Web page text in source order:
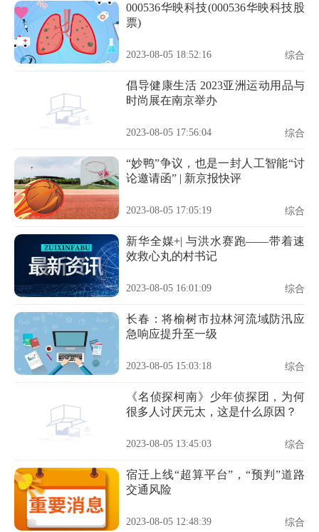
000536华映科技(000536华映科技股
票)
2023-08-05 18:52:16 综合
倡导健康生活 2023亚洲运动用品与
时尚展在南京举办
2023-08-05 17:56:04 综合
“妙鸭”争议，也是一封人工智能“讨
论邀请函” | 新京报快评
2023-08-05 17:05:19 综合
新华全媒+| 与洪水赛跑——带着速
效救心丸的村书记
2023-08-05 16:01:09 综合
长春：将榆树市拉林河流域防汛应
急响应提升至一级
2023-08-05 15:03:18 综合
《名侦探柯南》少年侦探团，为何
很多人讨厌元太，这是什么原因？
2023-08-05 13:45:03 综合
宿迁上线“超算平台”，“预判”道路
交通风险
2023-08-05 12:48:39 综合